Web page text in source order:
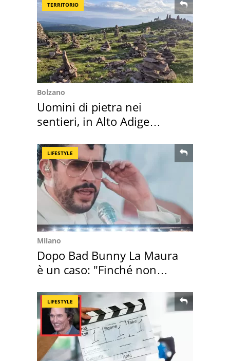
TERRITORIO
Bolzano
Uomini di pietra nei
sentieri, in Alto Adige
LIFESTYLE
Milano
Dopo Bad Bunny La Maura
è un caso: "Finché non
LIFESTYLE